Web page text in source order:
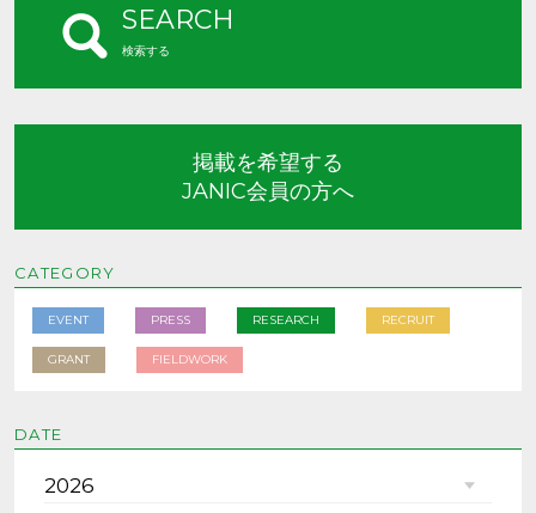
SEARCH
検索する
掲載を希望する
JANIC会員の方へ
CATEGORY
EVENT PRESS RESEARCH RECRUIT
GRANT FIELDWORK
DATE
2026